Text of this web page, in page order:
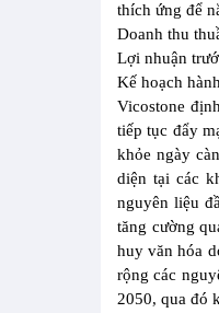
thích ứng để
Doanh thu
Lợi nhuận
Kế hoạch
Vicostone
tiếp tục đẩy
khỏe ngày
diện tại các
nguyên liệu
tăng cường
huy văn hóa
rộng các
2050, qua đó